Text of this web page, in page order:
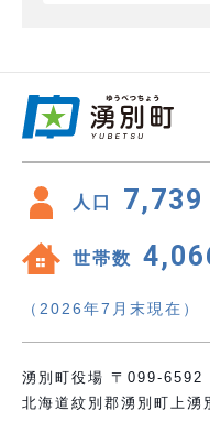
人口 7,739
世帯数
（2026年7月末現在）
湧別町役場 〒099-6592
北海道紋別郡湧別町上湧